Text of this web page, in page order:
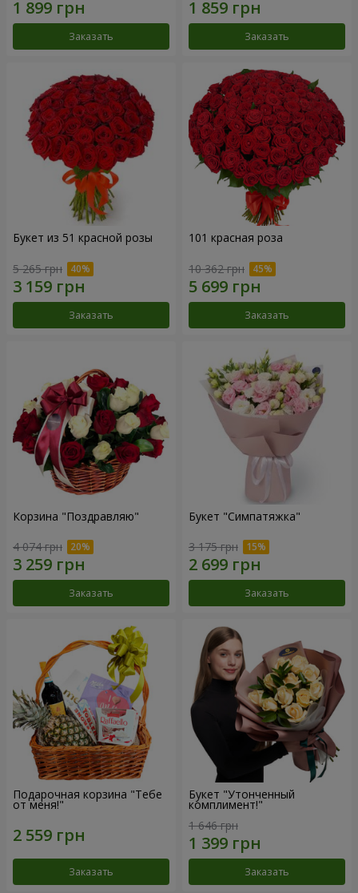
Заказать Заказать
Букет из 51 красной розы
5 265 грн
Заказать
101 красная роза
10 362 грн
Заказать
Корзина "Поздравляю"
4 074 грн
Заказать
Букет "Симпатяжка"
3 175 грн
Заказать
Подарочная корзина "Тебе
от меня!"
Заказать
Букет "Утонченный
комплимент!"
1 646 грн
Заказать